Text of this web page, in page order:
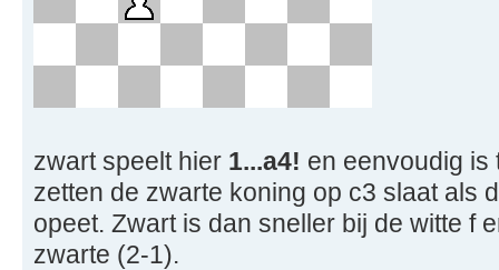
zwart speelt hier 1...a4! en eenvoudig is
zetten de zwarte koning op c3 slaat als
opeet. Zwart is dan sneller bij de witte f
zwarte (2-1).